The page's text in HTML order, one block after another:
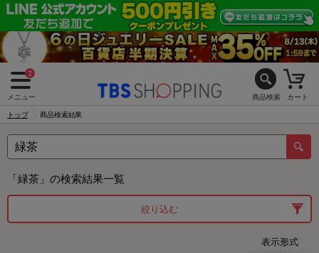
2
メニュー 商品検索 カート
トップ 商品検索結果
「緑茶」の検索結果一覧
絞り込む
表示形式